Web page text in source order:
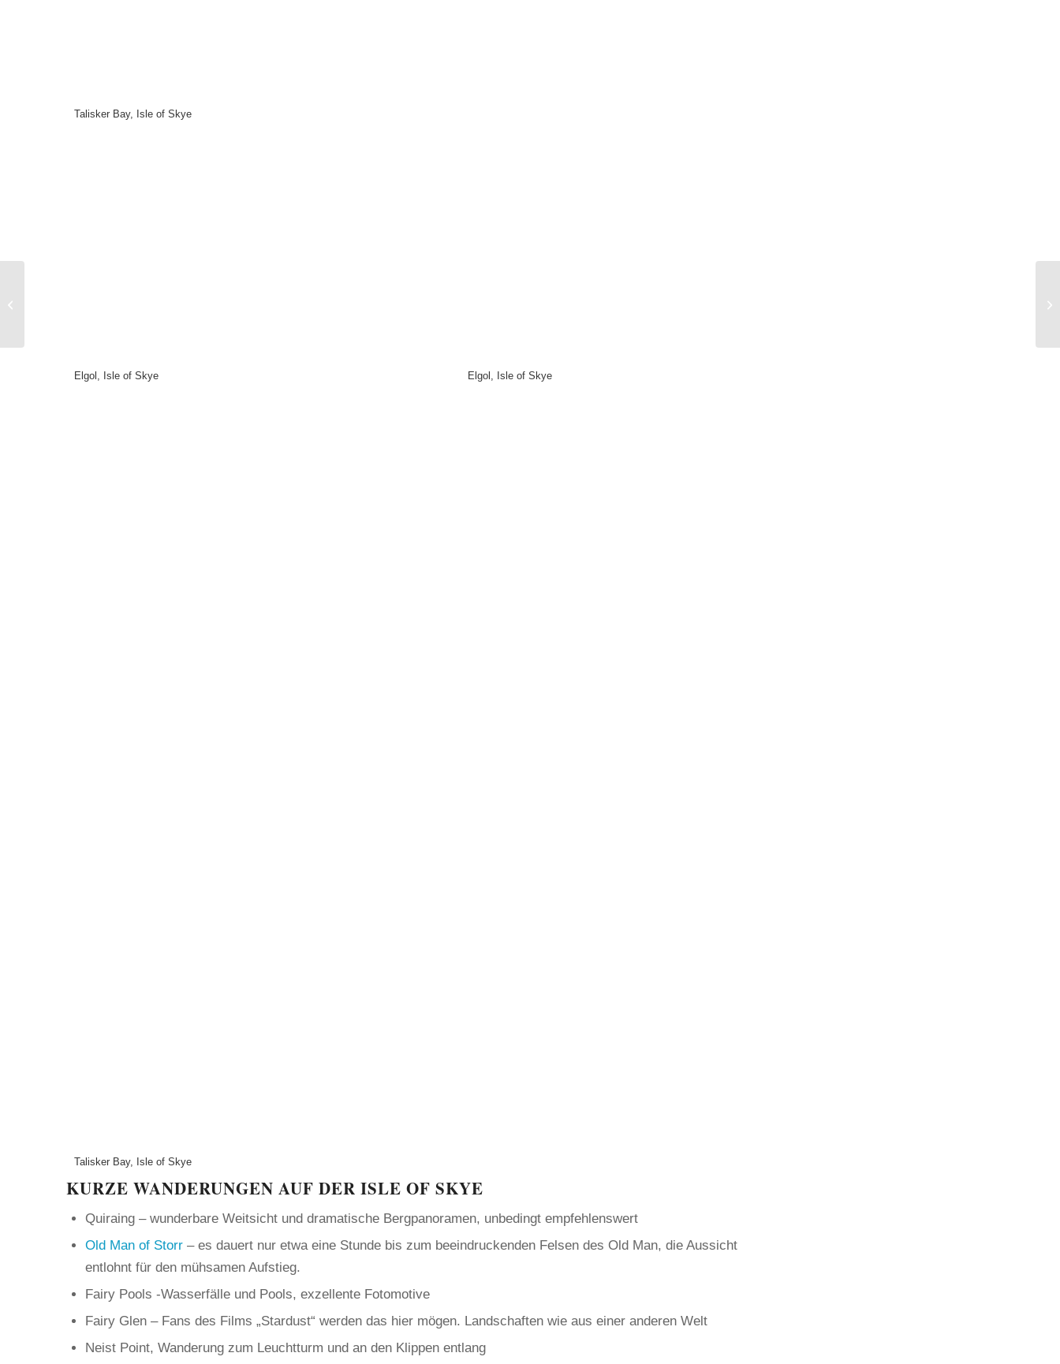
Talisker Bay, Isle of Skye
Elgol, Isle of Skye Elgol, Isle of Skye
Talisker Bay, Isle of Skye
KURZE WANDERUNGEN AUF DER ISLE OF SKYE
Quiraing – wunderbare Weitsicht und dramatische Bergpanoramen, unbedingt empfehlenswert
Old Man of Storr– es dauert nur etwa eine Stunde bis zum beeindruckenden Felsen des Old Man, die Aussicht
entlohnt für den mühsamen Aufstieg.
Fairy Pools -Wasserfälle und Pools, exzellente Fotomotive
Fairy Glen – Fans des Films „Stardust“ werden das hier mögen. Landschaften wie aus einer anderen Welt
Neist Point, Wanderung zum Leuchtturm und an den Klippen entlang